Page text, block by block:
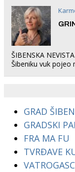
ŠIBENSKA
Šibeniku vuk pojeo
GRAD
GRADSKI
FRA MA FU
TVRĐAVE